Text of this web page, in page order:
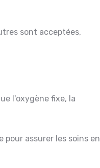
sont acceptées,
l'oxygène fixe, la
assurer les soins en